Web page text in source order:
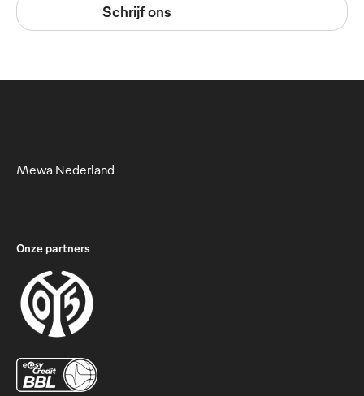
Schrijf ons
Mewa Nederland
Onze partners